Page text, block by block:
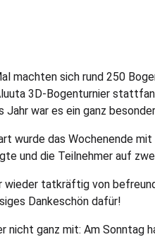
machten sich rund 250
3D-Bogenturnier
Jahr war es ein ganz
wurde das Wochenende
und die Teilnehmer auf
wieder tatkräftig von
Dankeschön dafür!
nicht ganz mit: Am Sonntag